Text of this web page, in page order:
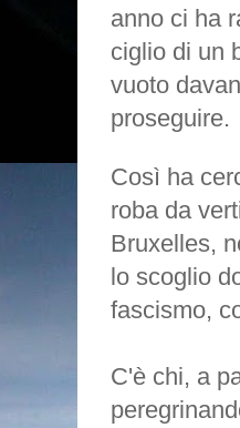
anno ci ha
ciglio di un
vuoto
proseguire.
Così ha
roba da
Bruxelles,
lo scoglio
fascismo,
C'è chi, a